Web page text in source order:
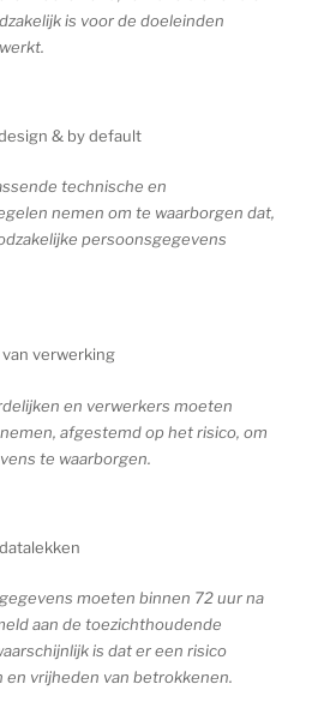
is voor de doeleinden
& by default
technische en
nemen om te waarborgen dat,
persoonsgegevens
verwerking
en verwerkers moeten
afgestemd op het risico, om
te waarborgen.
moeten binnen 72 uur na
aan de toezichthoudende
is dat er een risico
vrijheden van betrokkenen.